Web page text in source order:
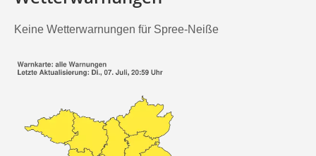
Keine Wetterwarnungen für Spree-Neiße